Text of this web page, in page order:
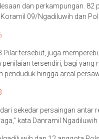
dan perkampungan.
09/Ngadiluwih dan
Pilar tersebut, juga
tersendiri, bagi
penduduk hingga areal
dari sekedar persaingan
kata Danramil Ngadiluwih